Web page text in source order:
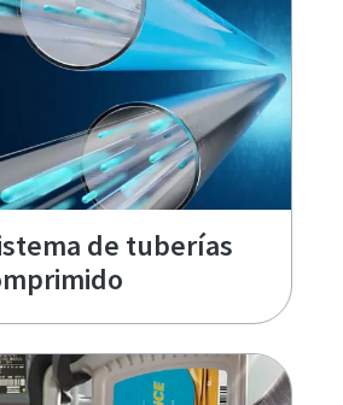
de tuberías